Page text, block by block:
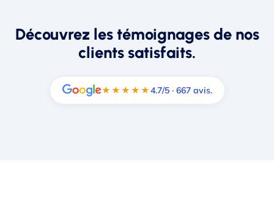
Découvrez les témoignages de nos
clients satisfaits.
★★★★★4.7/5 · 667 avis.